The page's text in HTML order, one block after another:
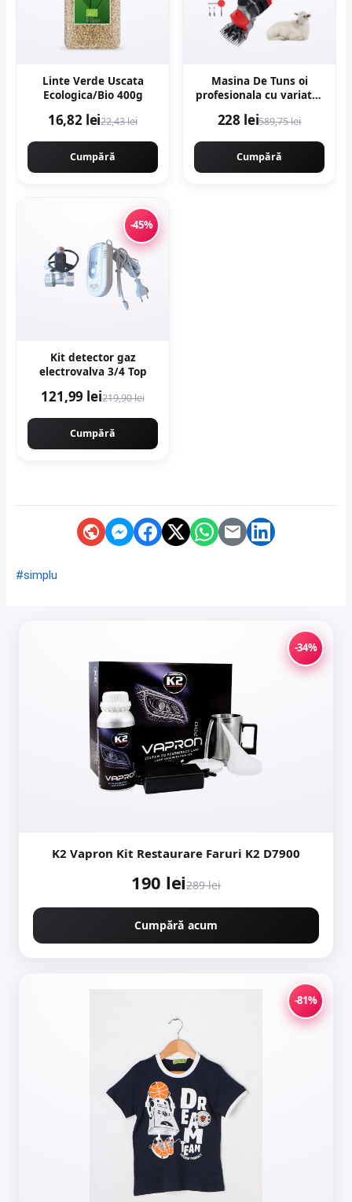
Linte Verde Uscata
Ecologica/Bio 400g
16,82 lei22,43 lei
Cumpără
Masina De Tuns oi
profesionala cu variator
2400rpm, accesorii
rezerva, NAKAMOTO
1000 JAPAN
228 lei589,75 lei
Cumpără
-45%
Kit detector gaz
electrovalva 3/4 Top
121,99 lei219,90 lei
Cumpără
#simplu
-34%
K2 Vapron Kit Restaurare Faruri K2 D7900
190 lei289 lei
Cumpără acum
-81%